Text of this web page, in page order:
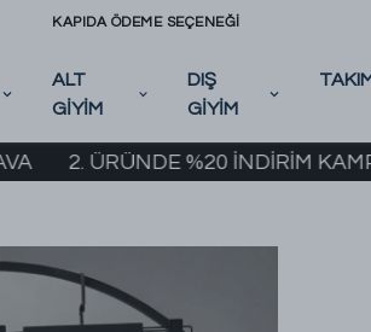
KAPIDA ÖDEME SEÇENEĞİ
ALT
GİYİM
DIŞ
GİYİM
%20 İNDİRİM